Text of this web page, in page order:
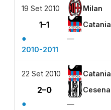
19 Set 2010 Milan
1–1 Catania
●
—
2010-2011
22 Set 2010 Catania
2–0 Cesena
●
—